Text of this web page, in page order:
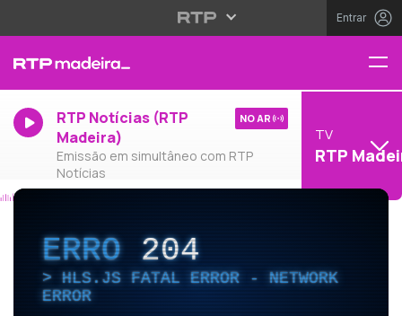
Entrar
RTP Notícias (RTP
Madeira)
Emissão em simultâneo com RTP
Notícias
NO AR
TV
RTP
ERRO204
HLS.JS FATAL ERROR - NETWORK
ERROR